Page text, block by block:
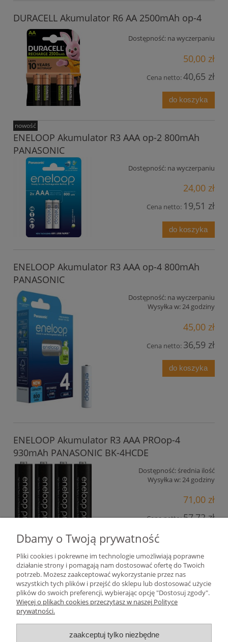
DURACELL Akumulator R6 AA 2500mAh op-4
Dostępność: na wyczerpaniu
50,00 zł
Cena netto:40,65 zł
do koszyka
ENELOOP Akumulator R3 AAA op-2 800mAh
PANASONIC
Dostępność: na wyczerpaniu
24,00 zł
Cena netto: 19,51 zł
do koszyka
nowość
ENELOOP Akumulator R3 AAA op-4 800mAh
PANASONIC
Dostępność: na wyczerpaniu
Wysyłka w:24 godziny
45,00 zł
Cena netto: 36,59 zł
do koszyka
ENELOOP Akumulator R3 AAA PROop-4
930mAh PANASONIC BK-4HCDE
Dostępność: średnia ilość
Wysyłka w:24 godziny
71,00 zł
Cena netto:57,72 zł
« 1 2 3 4 »
Pomoc
Moje konto
Dbamy o Twoją prywatność
Pliki cookies i pokrewne im technologie umożliwiają poprawne
działanie strony i pomagają nam dostosować ofertę do Twoich
potrzeb. Możesz zaakceptować wykorzystanie przez nas
wszystkich tych plików i przejść do sklepu lub dostosować użycie
plików do swoich preferencji, wybierając opcję "Dostosuj zgody".
Więcej o plikach cookies przeczytasz w naszej Polityce
prywatności.
zaakceptuj tylko niezbędne